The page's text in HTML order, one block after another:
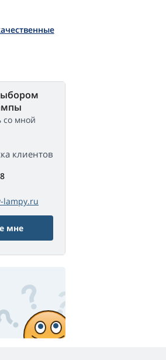
со мной
клиентов
lampy.ru
мне